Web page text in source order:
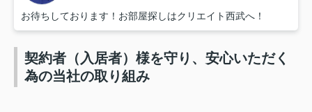
お待ちしております！お部屋探しはクリエイト西武へ！
契約者（入居者）様を守り、安心いただく
為の当社の取り組み